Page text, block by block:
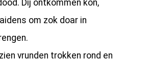
Dij ontkommen kon,
om zok doar in
vrunden trokken rond en